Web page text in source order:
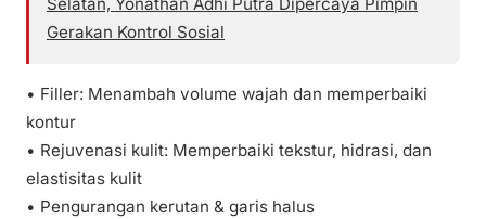
Gerakan Kontrol Sosial
• Filler: Menambah volume wajah dan memperbaiki
kontur
• Rejuvenasi kulit: Memperbaiki tekstur, hidrasi, dan
elastisitas kulit
• Pengurangan kerutan & garis halus